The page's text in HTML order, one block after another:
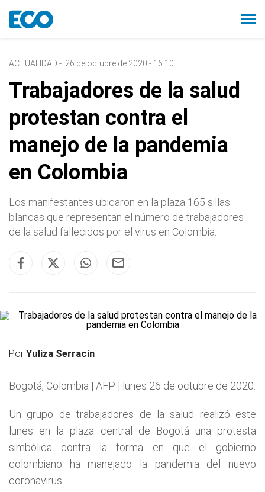
ACTUALIDAD - 26 de octubre de 2020 - 16:10
Trabajadores de la salud
protestan contra el
manejo de la pandemia
en Colombia
Los manifestantes ubicaron en la plaza 165 sillas
blancas que representan el número de trabajadores
de la salud fallecidos por el virus en Colombia.
PorYuliza Serracin
Bogotá, Colombia | AFP | lunes 26 de octubre de 2020.
Un grupo de trabajadores de la salud realizó este
lunes en la plaza central de Bogotá una protesta
simbólica contra la forma en que el gobierno
colombiano ha manejado la pandemia del nuevo
coronavirus.